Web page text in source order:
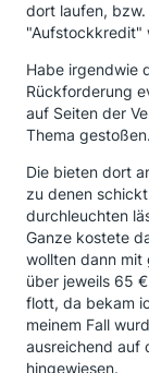
dort laufen,
"Aufstockkredit"
Habe irgendwie
Rückforderung
auf Seiten der
Thema gestoßen.
Die bieten dort
zu denen
durchleuchten
Ganze kostete
wollten dann mit
über jeweils 65
flott, da bekam
meinem Fall
ausreichend auf
hingewiesen.